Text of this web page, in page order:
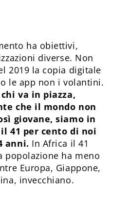
ha obiettivi,
diverse. Non
2019 la copia digitale
le app non i volantini.
va in piazza,
che il mondo non
giovane, siamo in
41 per cento di noi
anni. In Africa il 41
popolazione ha meno
Europa, Giappone,
invecchiano.